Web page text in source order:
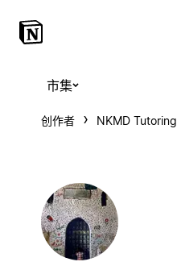
市集
创作者 NKMD Tutoring